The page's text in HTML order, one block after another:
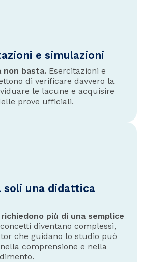
e simulazioni
non basta. Esercitazioni e
di verificare davvero la
le lacune e acquisire
prove ufficiali.
una didattica
più di una semplice
diventano complessi,
che guidano lo studio può
comprensione e nella